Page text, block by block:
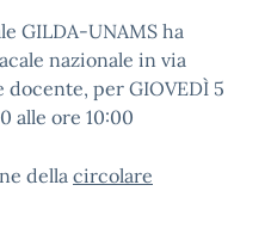
GILDA-UNAMS ha
nazionale in via
per GIOVEDÌ 5
alle ore 10:00
della circolare